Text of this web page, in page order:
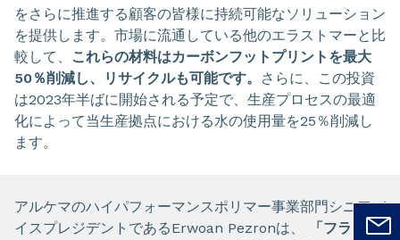
をさらに推進する顧客の皆様に持続可能なソリューション
を提供します。市場に流通している他のエラストマーと比
較して、
これらの材料はカーボンフットプリントを最大
50％削減し、リサイクルも可能です。
さらに、この投資
は2023年半ばに開始される予定で、生産プロセスの最適
化によって当生産拠点における水の使用量を25％削減し
ます。
アルケマのハイパフォーマンスポリマー事業部門シニアバ
イスプレジデントであるErwoan Pezronは、
「フランス